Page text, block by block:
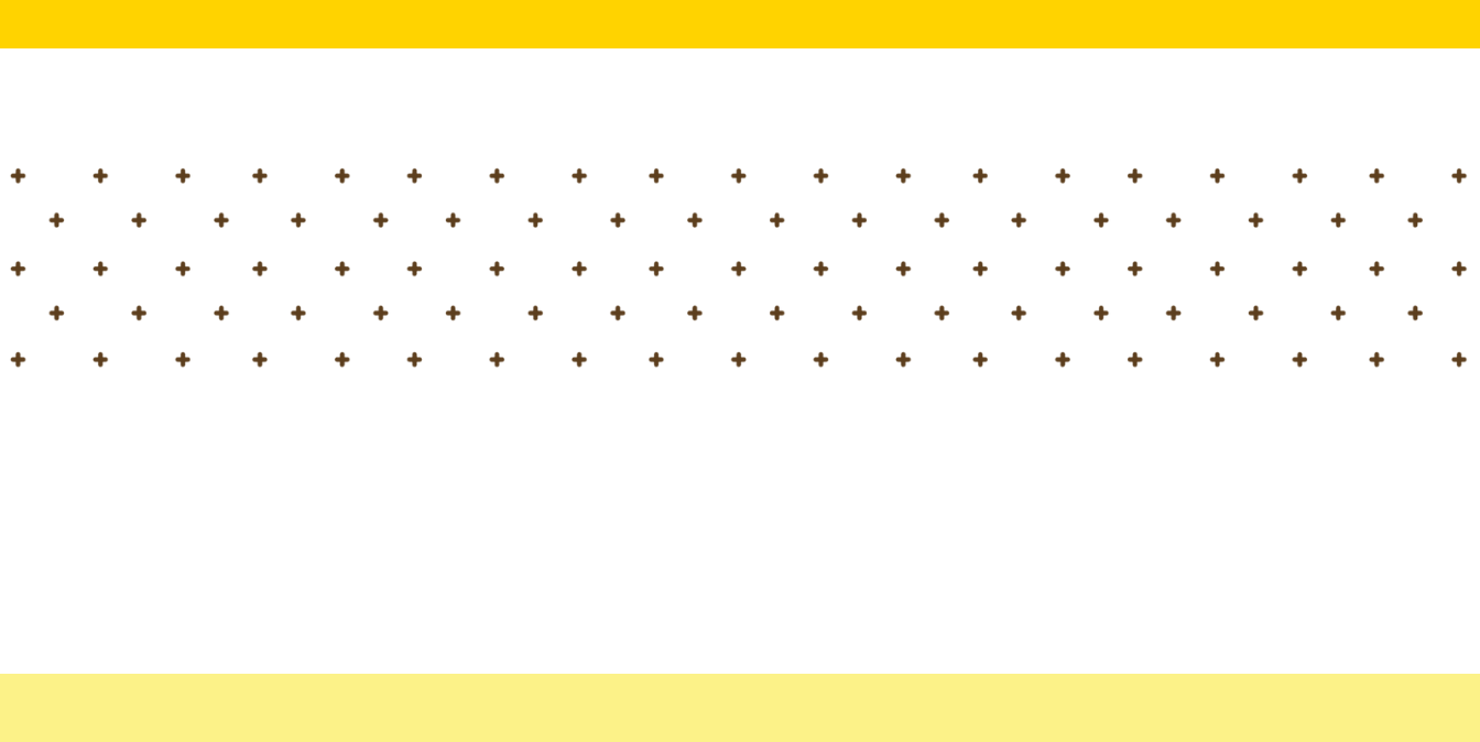
Home
Blog
اختبار PeloidHUMUS® UNIVERSAL في منشأة